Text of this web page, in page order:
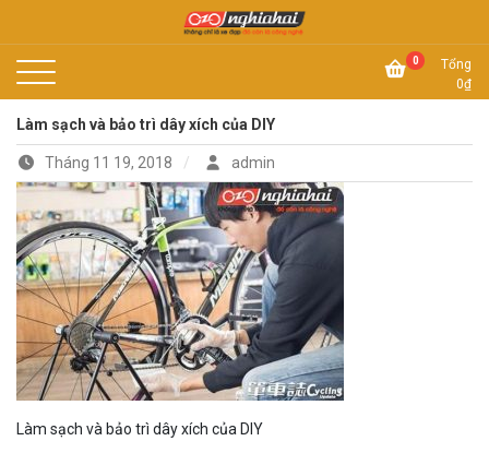
Xe đạp Nhật Nghĩa Hải 0
Tổng
0₫
Làm sạch và bảo trì dây xích của DIY
Tháng 11 19, 2018 admin
Làm sạch và bảo trì dây xích của DIY